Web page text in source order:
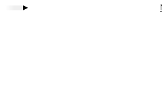
2026-
▸